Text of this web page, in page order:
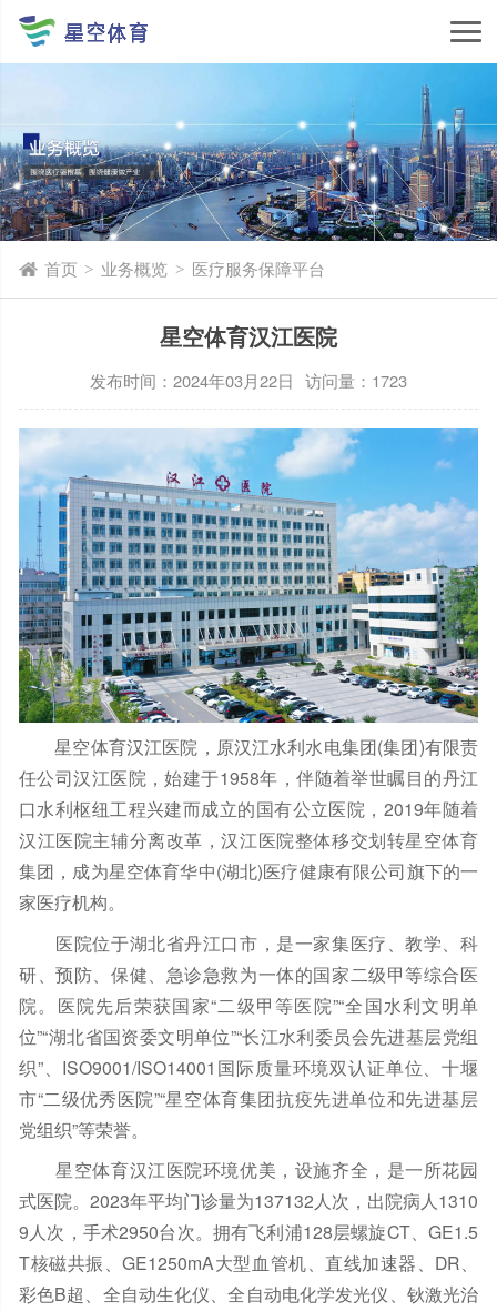
首页 > 业务概览 > 医疗服务保障平台
星空体育汉江医院
发布时间：2024年03月22日 访问量：1723
星空体育汉江医院，原汉江水利水电集团(集团)有限责
任公司汉江医院，始建于1958年，伴随着举世瞩目的丹江
口水利枢纽工程兴建而成立的国有公立医院，2019年随着
汉江医院主辅分离改革，汉江医院整体移交划转星空体育
集团，成为星空体育华中(湖北)医疗健康有限公司旗下的一
家医疗机构。
医院位于湖北省丹江口市，是一家集医疗、教学、科
研、预防、保健、急诊急救为一体的国家二级甲等综合医
院。医院先后荣获国家“二级甲等医院”“全国水利文明单
位”“湖北省国资委文明单位”“长江水利委员会先进基层党组
织”、ISO9001/ISO14001国际质量环境双认证单位、十堰
市“二级优秀医院”“星空体育集团抗疫先进单位和先进基层
党组织”等荣誉。
星空体育汉江医院环境优美，设施齐全，是一所花园
式医院。2023年平均门诊量为137132人次，出院病人1310
9人次，手术2950台次。拥有飞利浦128层螺旋CT、GE1.5
T核磁共振、GE1250mA大型血管机、直线加速器、DR、
彩色B超、全自动生化仪、全自动电化学发光仪、钬激光治